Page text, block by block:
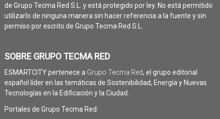
de Grupo Tecma Red S.L. y está protegido por ley. No está permitido
utilizarlo de ninguna manera sin hacer referencia a la fuente y sin
permiso por escrito de Grupo Tecma Red S.L.
SOBRE GRUPO TECMA RED
ESMARTCITY pertenece a Grupo Tecma Red, el grupo editorial
español líder en las temáticas de Sostenibilidad, Energía y Nuevas
Tecnologías en la Edificación y la Ciudad.
Portales de Grupo Tecma Red: